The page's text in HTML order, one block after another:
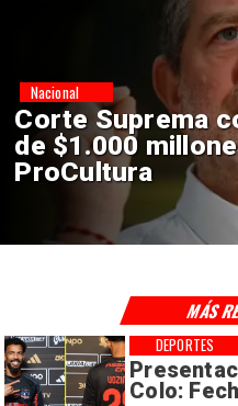
Codelco
construcción de
en El Teniente
sísmicos
Nacional
Colo:
DEPORTES
MÁS